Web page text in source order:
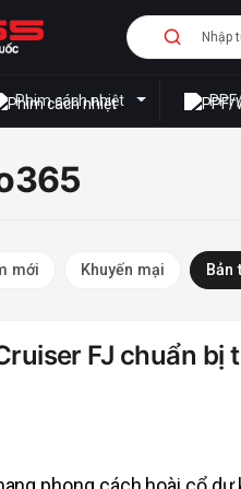
Phim cách nhiệt
mới Khuyến mại Bản
FJ chuẩn